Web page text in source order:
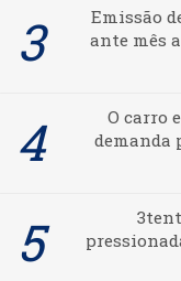
Emissão
ante mês
O carro
demanda